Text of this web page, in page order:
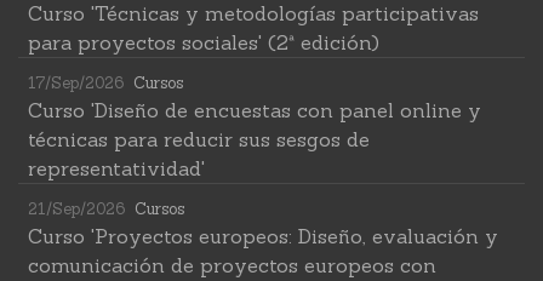
Curso 'Técnicas y metodologías participativas
para proyectos sociales' (2ª edición)
17/Sep/2026 Cursos
Curso 'Diseño de encuestas con panel online y
técnicas para reducir sus sesgos de
representatividad'
21/Sep/2026 Cursos
Curso 'Proyectos europeos: Diseño, evaluación y
comunicación de proyectos europeos con